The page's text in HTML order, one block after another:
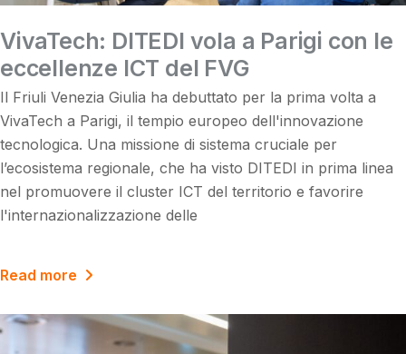
VivaTech: DITEDI vola a Parigi con le
eccellenze ICT del FVG
Il Friuli Venezia Giulia ha debuttato per la prima volta a
VivaTech a Parigi, il tempio europeo dell'innovazione
tecnologica. Una missione di sistema cruciale per
l’ecosistema regionale, che ha visto DITEDI in prima linea
nel promuovere il cluster ICT del territorio e favorire
l'internazionalizzazione delle
Read more